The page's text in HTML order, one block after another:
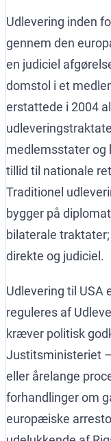
Udlevering inden
gennem den
en judiciel
domstol i et
erstattede i 2004
medlemsstater og
tillid til nationale
Traditionel
bygger på
bilaterale
direkte og judiciel.
Udlevering til USA
reguleres af
kræver politisk
Justitsministeriet
eller årelange
forhandlinger om
europæiske